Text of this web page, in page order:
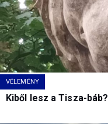
VÉLEMÉNY
Kiből lesz a Tisza-báb?